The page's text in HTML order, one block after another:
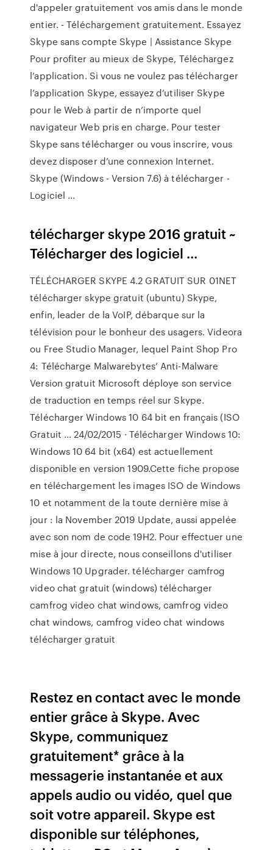
d'appeler gratuitement vos amis dans le monde
entier. - Téléchargement gratuitement. Essayez
Skype sans compte Skype | Assistance Skype
Pour profiter au mieux de Skype, Téléchargez
l’application. Si vous ne voulez pas télécharger
l’application Skype, essayez d’utiliser Skype
pour le Web à partir de n’importe quel
navigateur Web pris en charge. Pour tester
Skype sans télécharger ou vous inscrire, vous
devez disposer d’une connexion Internet.
Skype (Windows - Version 7.6) à télécharger -
Logiciel ...
télécharger skype 2016 gratuit ~
Télécharger des logiciel ...
TÉLÉCHARGER SKYPE 4.2 GRATUIT SUR 01NET
télécharger skype gratuit (ubuntu) Skype,
enfin, leader de la VoIP, débarque sur la
télévision pour le bonheur des usagers. Videora
ou Free Studio Manager, lequel Paint Shop Pro
4: Télécharge Malwarebytes’ Anti-Malware
Version gratuit Microsoft déploye son service
de traduction en temps réel sur Skype.
Télécharger Windows 10 64 bit en français (ISO
Gratuit ... 24/02/2015 · Télécharger Windows 10:
Windows 10 64 bit (x64) est actuellement
disponible en version 1909.Cette fiche propose
en téléchargement les images ISO de Windows
10 et notamment de la toute dernière mise à
jour : la November 2019 Update, aussi appelée
avec son nom de code 19H2. Pour effectuer une
mise à jour directe, nous conseillons d'utiliser
Windows 10 Upgrader. télécharger camfrog
video chat gratuit (windows) télécharger
camfrog video chat windows, camfrog video
chat windows, camfrog video chat windows
télécharger gratuit
‎Restez en contact avec le monde
entier grâce à Skype. Avec
Skype, communiquez
gratuitement* grâce à la
messagerie instantanée et aux
appels audio ou vidéo, quel que
soit votre appareil. Skype est
disponible sur téléphones,